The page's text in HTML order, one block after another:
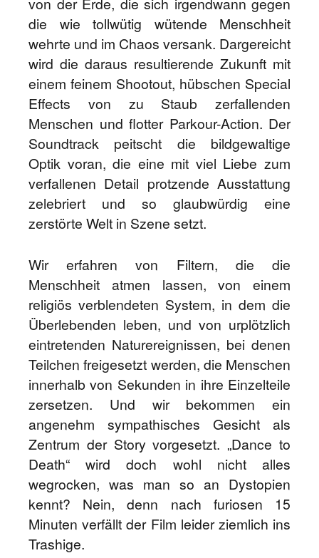
die wie tollwütig wütende Menschheit
wehrte und im Chaos versank. Dargereicht
wird die daraus resultierende Zukunft mit
einem feinem Shootout, hübschen Special
Effects von zu Staub zerfallenden
Menschen und flotter Parkour-Action. Der
Soundtrack peitscht die bildgewaltige
Optik voran, die eine mit viel Liebe zum
verfallenen Detail protzende Ausstattung
zelebriert und so glaubwürdig eine
zerstörte Welt in Szene setzt.
Wir erfahren von Filtern, die die
Menschheit atmen lassen, von einem
religiös verblendeten System, in dem die
Überlebenden leben, und von urplötzlich
eintretenden Naturereignissen, bei denen
Teilchen freigesetzt werden, die Menschen
innerhalb von Sekunden in ihre Einzelteile
zersetzen. Und wir bekommen ein
angenehm sympathisches Gesicht als
Zentrum der Story vorgesetzt. „Dance to
Death“ wird doch wohl nicht alles
wegrocken, was man so an Dystopien
kennt? Nein, denn nach furiosen 15
Minuten verfällt der Film leider ziemlich ins
Trashige.